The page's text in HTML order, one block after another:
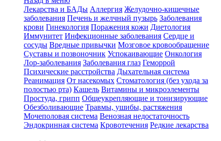
Лекарства и БАДы Аллергия Желудочно-кишечные
заболевания Печень и желчный пузырь Заболевания
крови Гинекология Поражения кожи Диетология
Иммунитет Инфекционные заболевания Сердце и
сосуды Вредные привычки Мозговое кровообращение
Суставы и позвоночник Успокаивающие Онкология
Лор-заболевания Заболевания глаз Геморрой
Психические расстройства Дыхательная система
Реанимация От насекомых Стоматология (без ухода за
полостью рта) Кашель Витамины и микроэлементы
Простуда, грипп Общеукрепляющие и тонизирующие
Обезболивающие Травмы, ушибы, растяжения
Мочеполовая система Венозная недостаточность
Эндокринная система Кровотечения Редкие лекарства